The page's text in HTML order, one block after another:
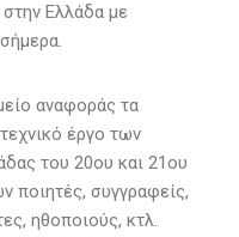
Ελλάδα με
αναφοράς τα
έργο των
του 20ου και 21ου
ποιητές, συγγραφείς,
ηθοποιούς, κτλ.